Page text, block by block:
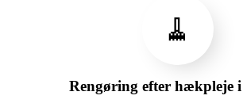
🧹
Rengøring efter hækpleje